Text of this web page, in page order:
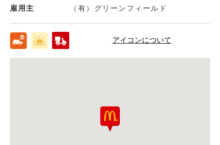
雇用主 （有）グリーンフィールド
アイコンについて